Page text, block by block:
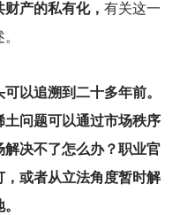
产的私有化， 有关这一
以追溯到二十多年前。
问题可以通过市场秩序
决不了怎么办？职业官
或者从立法角度暂时解